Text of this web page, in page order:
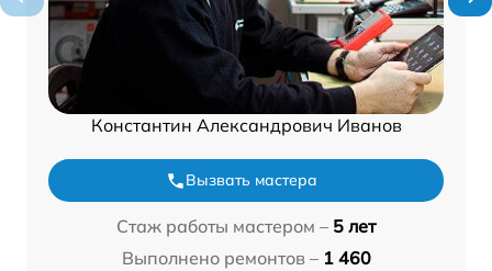
Константин Александрович Иванов
Вызвать мастера
Стаж работы мастером – 5 лет
Выполнено ремонтов – 1 460